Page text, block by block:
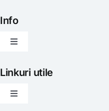
Info
Toggle
Articole
Linkuri utile
Toggle